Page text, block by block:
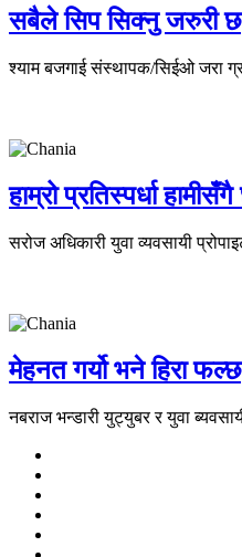
सबैले सिप सिक्नु जरुरी छ
श्याम बजगाई संस्थापक/सिईओ जरा
हाम्रो प्रतिस्पर्धा
सरोज अधिकारी युवा व्यवसायी
मेहनत गर्यो भने हिरा फल्छ
नबराज भन्डारी युट्युबर र युवा